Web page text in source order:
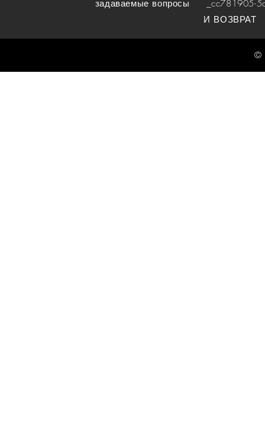
задаваемые вопросы _cc781905-
И ВОЗВРАТ
©